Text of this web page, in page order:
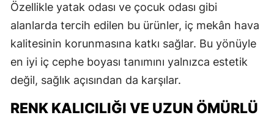
Özellikle yatak odası ve çocuk odası gibi
alanlarda tercih edilen bu ürünler, iç mekân hava
kalitesinin korunmasına katkı sağlar. Bu yönüyle
en iyi iç cephe boyası tanımını yalnızca estetik
değil, sağlık açısından da karşılar.
RENK KALICILIĞI VE UZUN ÖMÜRLÜ